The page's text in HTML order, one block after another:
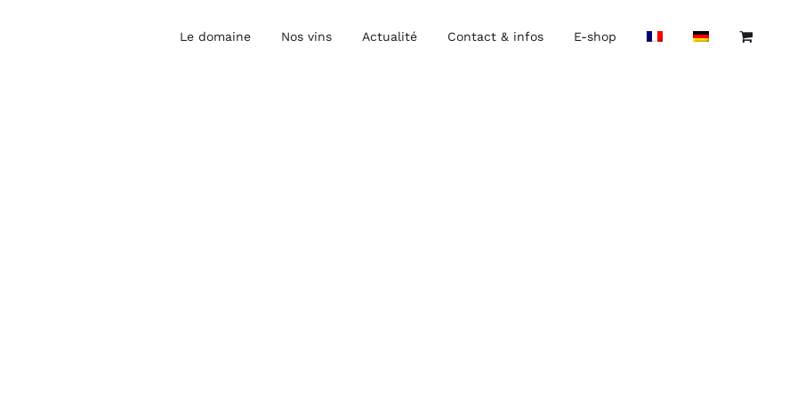
Le domaine Nos vins Actualité Contact & infos E-shop